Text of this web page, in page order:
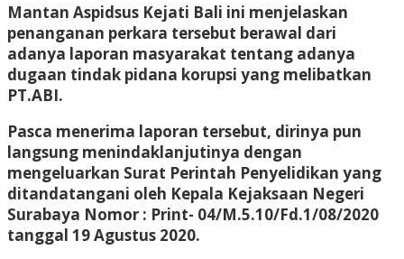
Mantan Aspidsus Kejati Bali ini menjelaskan
penanganan perkara tersebut berawal dari
adanya laporan masyarakat tentang adanya
dugaan tindak pidana korupsi yang melibatkan
PT.ABI.
Pasca menerima laporan tersebut, dirinya pun
langsung menindaklanjutinya dengan
mengeluarkan Surat Perintah Penyelidikan yang
ditandatangani oleh Kepala Kejaksaan Negeri
Surabaya Nomor : Print- 04/M.5.10/Fd.1/08/2020
tanggal 19 Agustus 2020.